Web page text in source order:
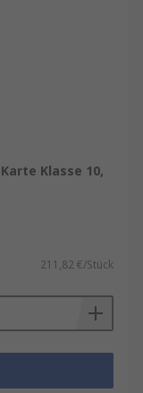
Klasse 10,
211,82 €/Stück